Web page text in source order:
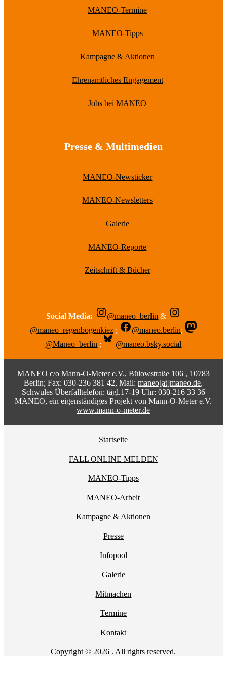
MANEO-Termine
MANEO-Tipps
Kampagne & Aktionen
Ehrenamtliches Engagement
Jobs bei MANEO
Presse & Multimedien
MANEO-Newsticker
MANEO-Newsletters
Galerie
MANEO-Reporte
Zeitschrift & Bücher
Social Media: @maneo_berlin &
@maneo_regenbogenkiez ; @maneo.berlin;
@Maneo_berlin ; @maneo.bsky.social
MANEO c/o Mann-O-Meter e.V., Bülowstraße 106 , 10783
Berlin; Fax: 030-236 381 42, Mail:maneo[at]maneo.de,
Schwules Überfalltelefon: tägl.17-19 Uhr: 030-216 33 36
MANEO, ein eigenständiges Projekt von Mann-O-Meter e.V.
www.mann-o-meter.de
Startseite
FALL ONLINE MELDEN
MANEO-Tipps
MANEO-Arbeit
Kampagne & Aktionen
Presse
Infopool
Galerie
Mitmachen
Termine
Kontakt
Copyright © 2026 . All rights reserved.